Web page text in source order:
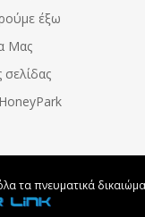
έξω
Μας
σελίδας
τα πνευματικά